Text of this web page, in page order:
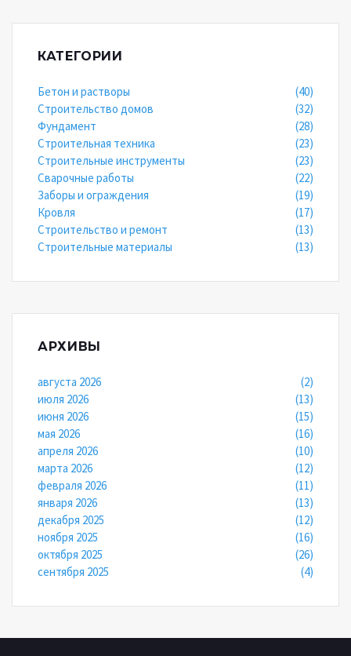
КАТЕГОРИИ
Бетон и растворы
(40)
Строительство домов
(32)
Фундамент
(28)
Строительная техника
(23)
Строительные инструменты
(23)
Сварочные работы
(22)
Заборы и ограждения
(19)
Кровля
(17)
Строительство и ремонт
(13)
Строительные материалы
(13)
АРХИВЫ
августа 2026
(2)
июля 2026
(13)
июня 2026
(15)
мая 2026
(16)
апреля 2026
(10)
марта 2026
(12)
февраля 2026
(11)
января 2026
(13)
декабря 2025
(12)
ноября 2025
(16)
октября 2025
(26)
сентября 2025
(4)